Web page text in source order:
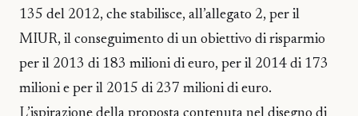
135 del 2012, che stabilisce, all’allegato 2, per il
MIUR, il conseguimento di un obiettivo di risparmio
per il 2013 di 183 milioni di euro, per il 2014 di 173
milioni e per il 2015 di 237 milioni di euro.